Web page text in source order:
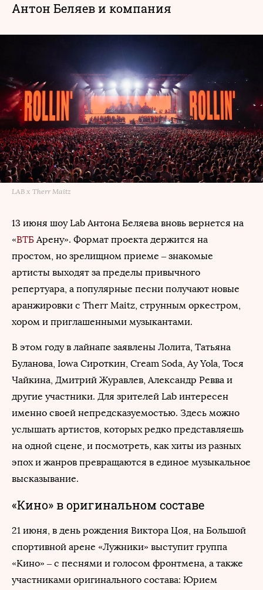
Антон Беляев и компания
LAB x Therr Maitz
13 июня шоу Lab Антона Беляева вновь вернется на
«ВТБ Арену». Формат проекта держится на
простом, но зрелищном приеме – знакомые
артисты выходят за пределы привычного
репертуара, а популярные песни получают новые
аранжировки с Therr Maitz, струнным оркестром,
хором и приглашенными музыкантами.
В этом году в лайнапе заявлены Лолита, Татьяна
Буланова, Iowa Сироткин, Cream Soda, Ay Yola, Тося
Чайкина, Дмитрий Журавлев, Александр Ревва и
другие участники. Для зрителей Lab интересен
именно своей непредсказуемостью. Здесь можно
услышать артистов, которых редко представляешь
на одной сцене, и посмотреть, как хиты из разных
эпох и жанров превращаются в единое музыкальное
высказывание.
«Кино» в оригинальном составе
21 июня, в день рождения Виктора Цоя, на Большой
спортивной арене «Лужники» выступит группа
«Кино» – с песнями и голосом фронтмена, а также
участниками оригинального состава: Юрием